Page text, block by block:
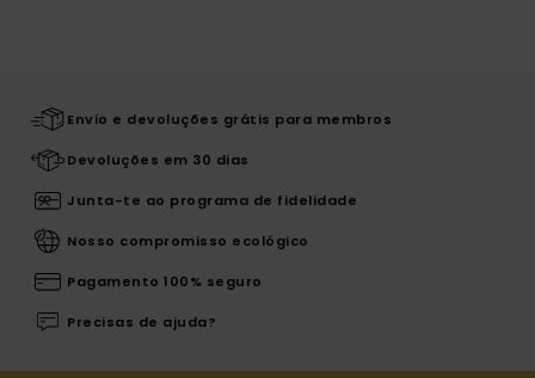
Envio e devoluções grátis para membros
Devoluções em 30 dias
Junta-te ao programa de fidelidade
Nosso compromisso ecológico
Pagamento 100% seguro
Precisas de ajuda?